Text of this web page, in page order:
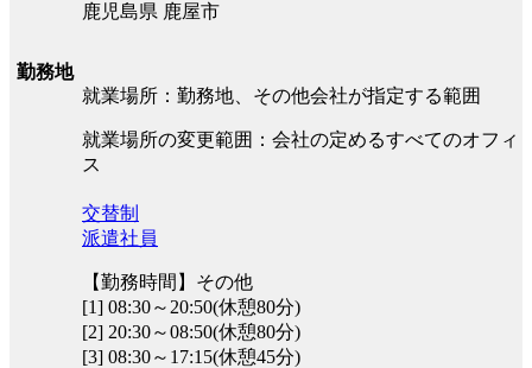
勤務地
鹿児島県 鹿屋市
就業場所：勤務地、その他会社が指定する範囲
就業場所の変更範囲：会社の定めるすべてのオフィ
ス
交替制
派遣社員
【勤務時間】その他
[1] 08:30～20:50(休憩80分)
[2] 20:30～08:50(休憩80分)
[3] 08:30～17:15(休憩45分)